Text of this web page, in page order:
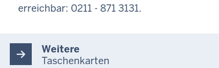
erreichbar: 0211 - 871 3131.
Weitere
Taschenkarten